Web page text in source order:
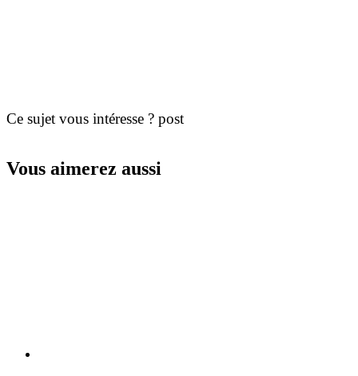
Ce sujet vous intéresse ? post
Vous aimerez aussi